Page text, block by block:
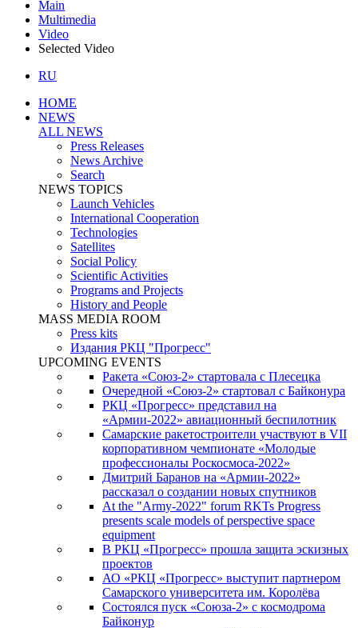
Main
Multimedia
Video
Selected Video
RU
HOME
NEWS
ALL NEWS
Press Releases
News Archive
Search
NEWS TOPICS
Launch Vehicles
International Cooperation
Technologies
Satellites
Social Policy
Scientific Activities
Programs and Projects
History and People
MASS MEDIA ROOM
Press kits
Издания РКЦ "Прогресс"
UPCOMING EVENTS
Ракета «Союз-2» стартовала с Плесецка
Очередной «Союз-2» стартовал с Байконура
РКЦ «Прогресс» представил на
«Армии-2022» авиационный беспилотник
Самарские ракетостроители участвуют в VII
корпоративном чемпионате «Молодые
профессионалы Роскосмоса-2022»
Дмитрий Баранов на «Армии-2022»
рассказал о создании новых спутников
At the "Army-2022" forum RKTs Progress
presents scale models of perspective space
equipment
В РКЦ «Прогресс» прошла защита эскизных
проектов
АО «РКЦ «Прогресс» выступит партнером
Самарского университета им. Королёва
Состоялся пуск «Союза-2» с космодрома
Байконур